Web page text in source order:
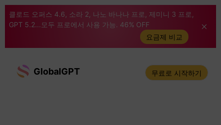
클로드 오퍼스 4.6, 소라 2, 나노 바나나 프로, 제미니 3 프로,
GPT 5.2...모두 프로에서 사용 가능. 46% OFF
요금제 비교
GlobalGPT 무료로 시작하기